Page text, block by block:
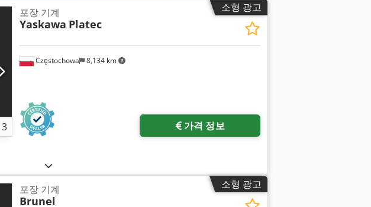
소형 광고
3
Częstochowa 8,134 km
포장 기계
Yaskawa Platec
가격 정보
소형 광고
포장 기계
Brunel